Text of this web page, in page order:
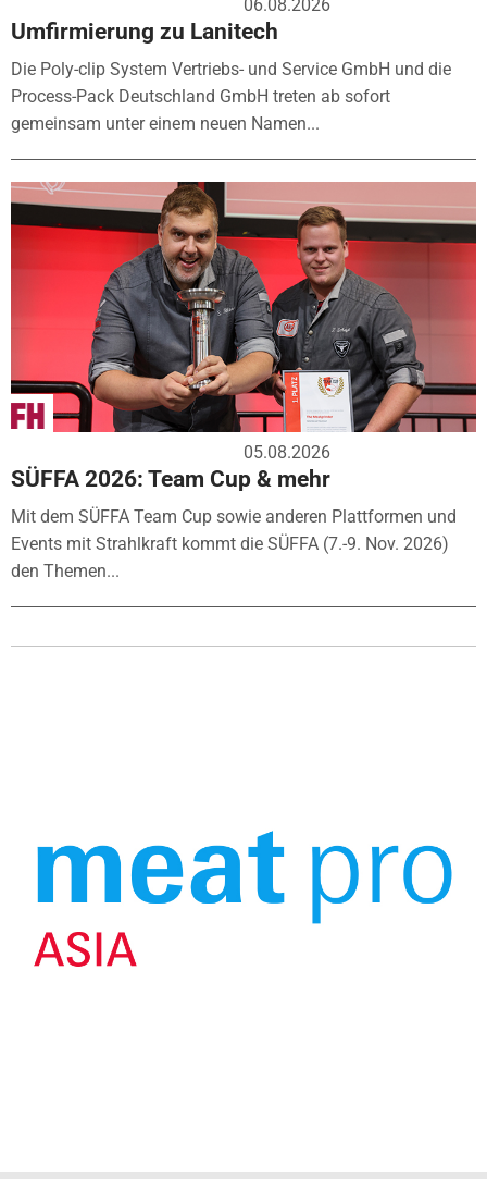
06.08.2026
Umfirmierung zu Lanitech
Die Poly-clip System Vertriebs- und Service GmbH und die
Process-Pack Deutschland GmbH treten ab sofort
gemeinsam unter einem neuen Namen...
05.08.2026
SÜFFA 2026: Team Cup & mehr
Mit dem SÜFFA Team Cup sowie anderen Plattformen und
Events mit Strahlkraft kommt die SÜFFA (7.-9. Nov. 2026)
den Themen...